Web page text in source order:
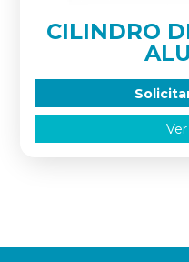
CILINDRO